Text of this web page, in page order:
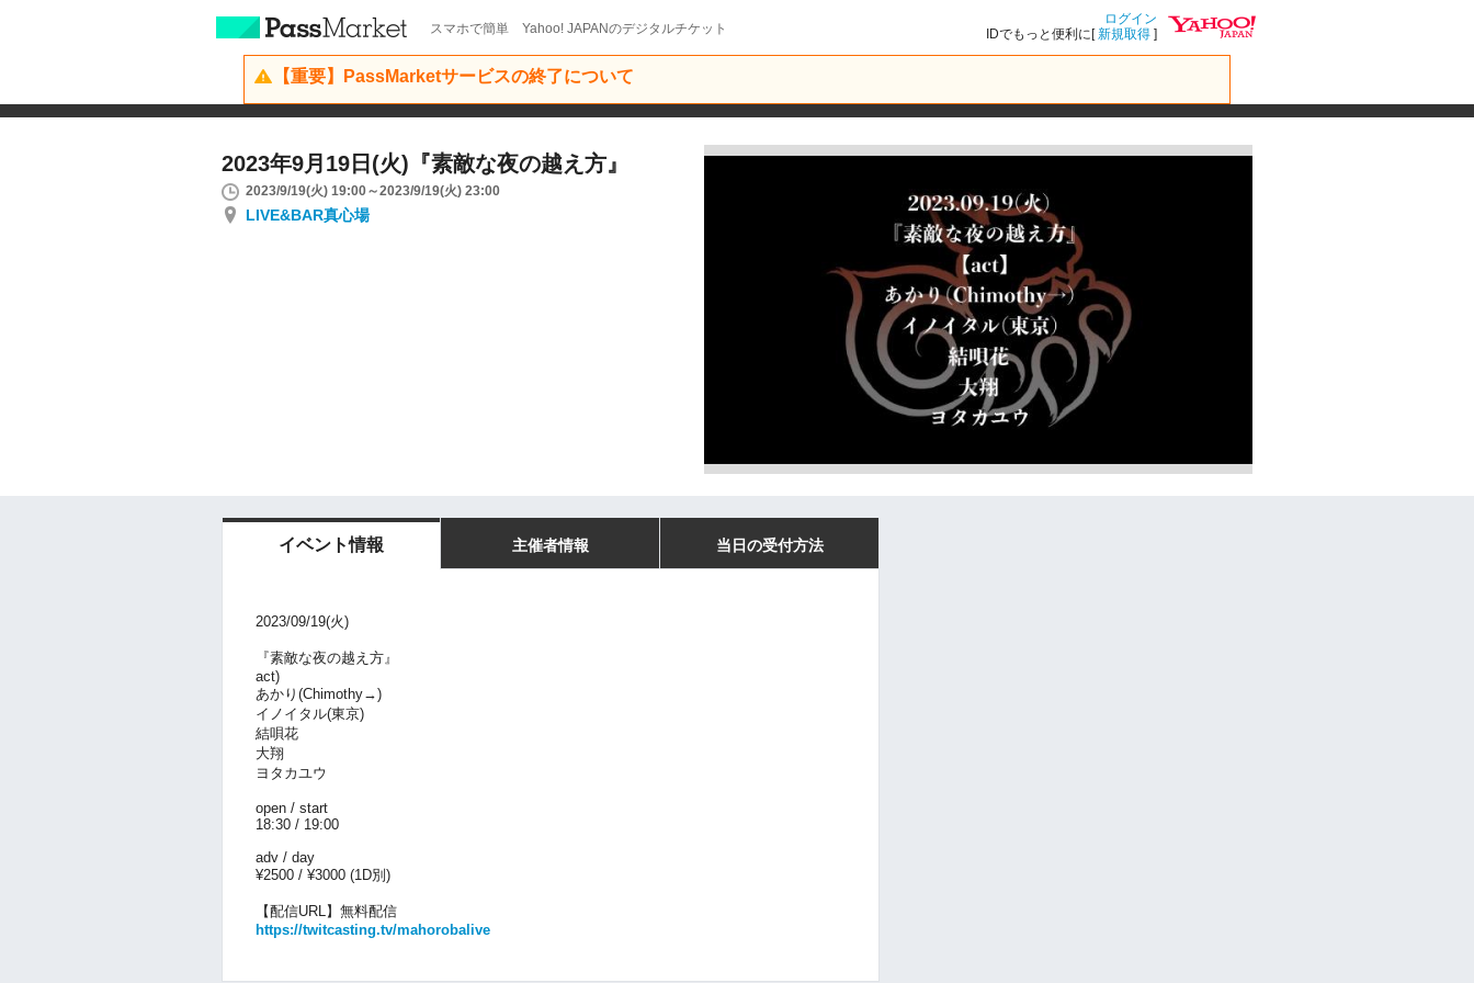
スマホで簡単 Yahoo! JAPANのデジタルチケット
ログイン
IDでもっと便利に[新規取得 ]
【重要】PassMarketサービスの終了について
2023年9月19日(火)『素敵な夜の越え方』
2023/9/19(火) 19:00～2023/9/19(火) 23:00
LIVE&BAR真心場
イベント情報 主催者情報 当日の受付方法
2023/09/19(火)
『素敵な夜の越え方』
act)
あかり(Chimothy→)
イノイタル(東京)
結唄花
大翔
ヨタカユウ
open / start
18:30 / 19:00
adv / day
¥2500 / ¥3000 (1D別 )
【配信URL】無料配信
https://twitcasting.tv/mahorobalive